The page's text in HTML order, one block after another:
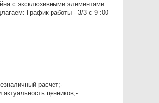
с эксклюзивными элементами
График работы - 3/3 с 9 :00
расчет;-
актуальность ценников;-